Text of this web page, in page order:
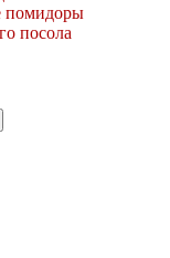
помидоры
посола